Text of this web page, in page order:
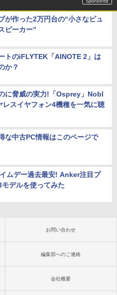
が作った2万円台の“小さなピュ
ピーカー”
トのiFLYTEK「AINOTE 2」は
か？
に脅威の実力!「Osprey」Nobl
スイヤフォン4機種を一気に聴
な中古PC情報はこのページで
ムデー過去最安! Anker注目プ
モデルを使ってみた
お問い合わせ
編集部へのご連絡
会社概要